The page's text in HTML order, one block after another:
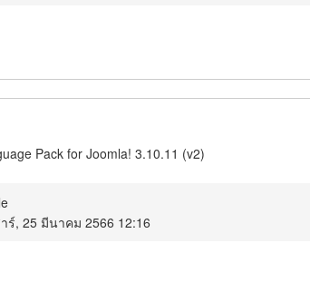
Pack for Joomla! 3.10.11 (v2)
ร์, 25 มีนาคม 2566 12:16